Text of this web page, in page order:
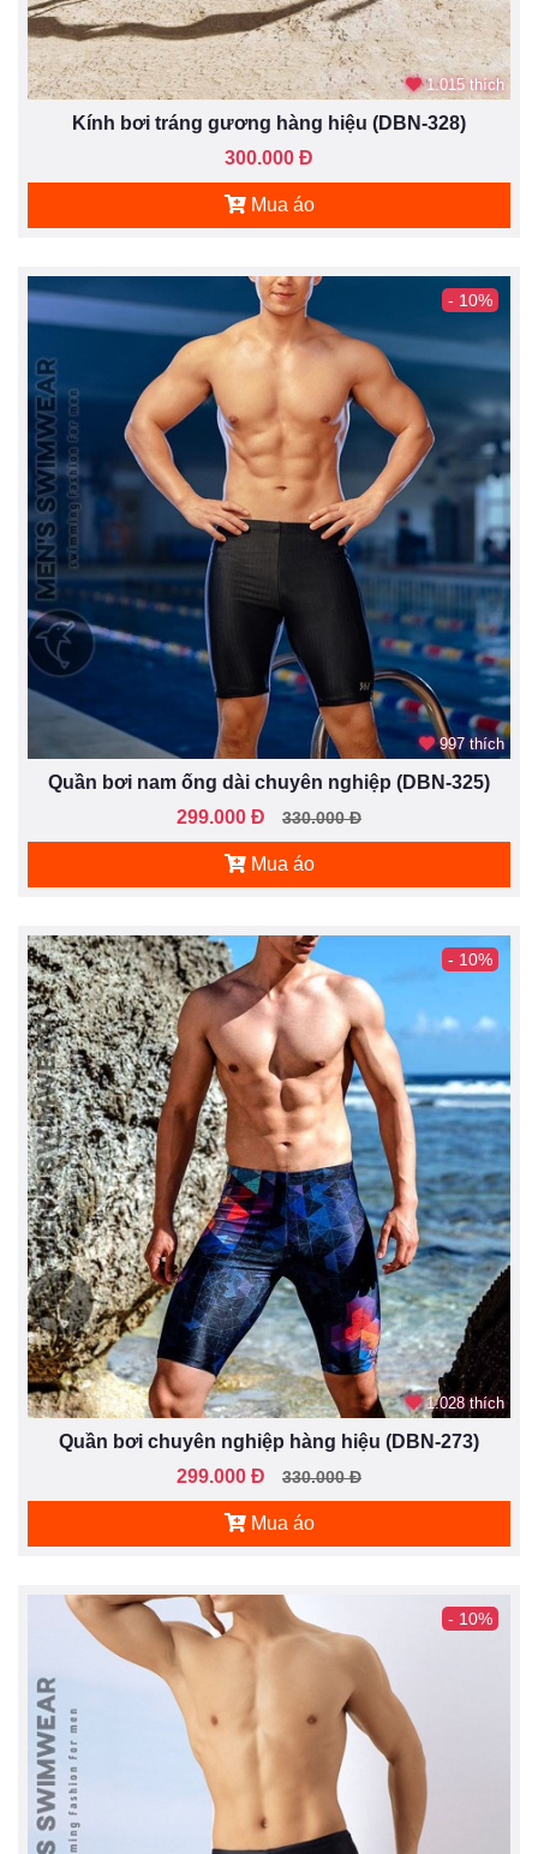
1.015 thích
Kính bơi tráng gương hàng hiệu (DBN-328)
300.000 Đ
Mua áo
- 10%
997 thích
Quần bơi nam ống dài chuyên nghiệp (DBN-325)
299.000 Đ
330.000 Đ
Mua áo
- 10%
1.028 thích
Quần bơi chuyên nghiệp hàng hiệu (DBN-273)
299.000 Đ
330.000 Đ
Mua áo
- 10%